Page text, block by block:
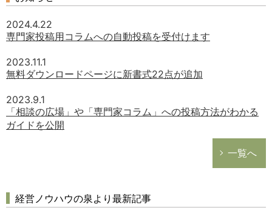
2024.4.22
専門家投稿用コラムへの自動投稿を受付けます
2023.11.1
無料ダウンロードページに新書式22点が追加
2023.9.1
「相談の広場」や「専門家コラム」への投稿方法がわかる
ガイドを公開
一覧へ
経営ノウハウの泉より最新記事